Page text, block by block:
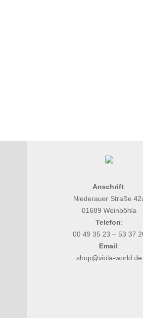
Anschrift:
Niederauer Straße
01689 Weinböhla
Telefon:
00 49 35 23 – 53 37
Email:
shop@viola-world.de